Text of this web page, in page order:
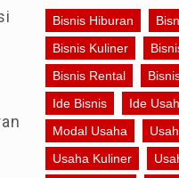
Bisnis Hiburan
Bisnis Kuliner
Bisnis Rental
Ide Bisnis
Ide
Modal Usaha
Usaha Kuliner